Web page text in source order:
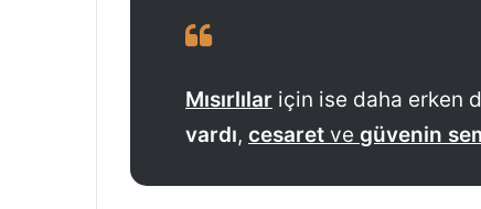
Mısırlılar için ise daha erken
vardı, cesaret ve güvenin